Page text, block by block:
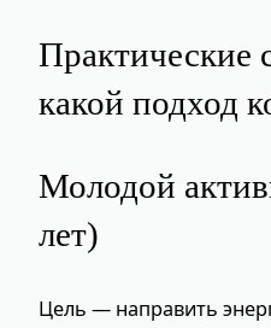
Практические
какой подход
Молодой
лет)
Цель — направить